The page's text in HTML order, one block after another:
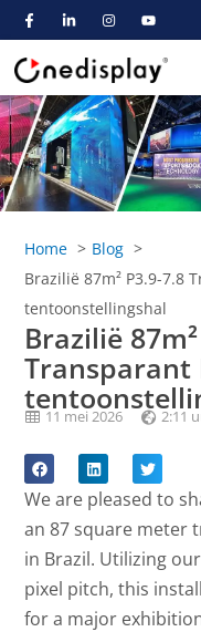
Home
Blog
Brazilië 87m² P3.9-7.8
tentoonstellingshal
Brazilië
Transparant
11 mei 2026 2:11
We are pleased to
an 87 square meter
in Brazil. Utilizing
pixel pitch, this
for a major